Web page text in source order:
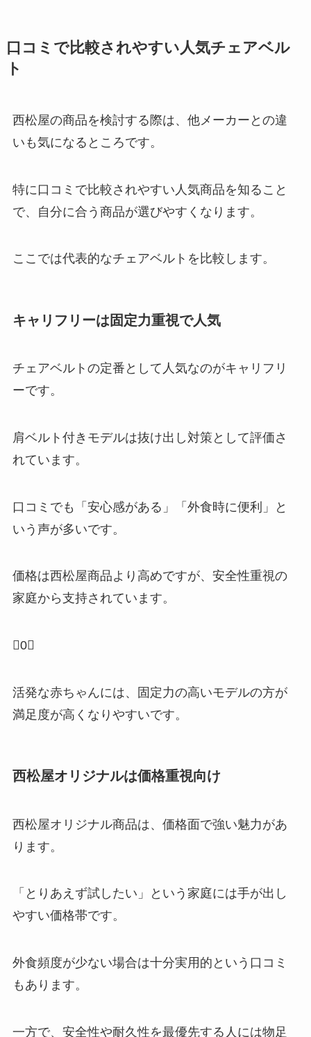
口コミで比較されやすい人気チェアベル
ト
西松屋の商品を検討する際は、他メーカーとの違
いも気になるところです。
特に口コミで比較されやすい人気商品を知ること
で、自分に合う商品が選びやすくなります。
ここでは代表的なチェアベルトを比較します。
キャリフリーは固定力重視で人気
チェアベルトの定番として人気なのがキャリフリ
ーです。
肩ベルト付きモデルは抜け出し対策として評価さ
れています。
口コミでも「安心感がある」「外食時に便利」と
いう声が多いです。
価格は西松屋商品より高めですが、安全性重視の
家庭から支持されています。
0
活発な赤ちゃんには、固定力の高いモデルの方が
満足度が高くなりやすいです。
西松屋オリジナルは価格重視向け
西松屋オリジナル商品は、価格面で強い魅力があ
ります。
「とりあえず試したい」という家庭には手が出し
やすい価格帯です。
外食頻度が少ない場合は十分実用的という口コミ
もあります。
一方で、安全性や耐久性を最優先する人には物足